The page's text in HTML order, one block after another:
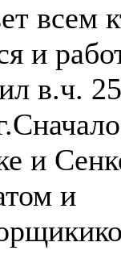
всем
и
в.ч.
и
и